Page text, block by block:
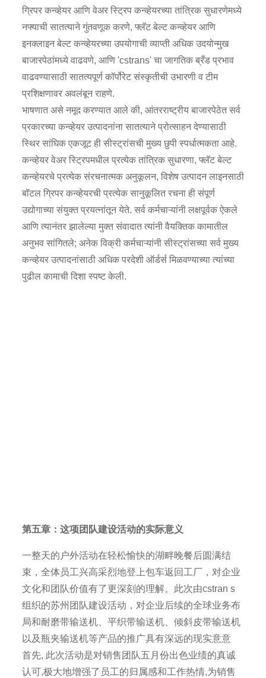
ग्रिपर कन्व्हेयर आणि वेअर स्ट्रिप कन्व्हेयरच्या तांत्रिक सुधारणेमध्ये
नफ्याची सातत्याने गुंतवणूक करणे, फ्लॅट बेल्ट कन्व्हेयर आणि
इनक्लाइन बेल्ट कन्व्हेयरच्या उपयोगाची व्याप्ती अधिक उदयोन्मुख
बाजारपेठांमध्ये वाढवणे, आणि 'cstrans' चा जागतिक ब्रँड प्रभाव
वाढवण्यासाठी सातत्यपूर्ण कॉर्पोरेट संस्कृतीची उभारणी व टीम
प्रशिक्षणावर अवलंबून राहणे.
भाषणात असे नमूद करण्यात आले की, आंतरराष्ट्रीय बाजारपेठेत सर्व
प्रकारच्या कन्व्हेयर उत्पादनांना सातत्याने प्रोत्साहन देण्यासाठी
स्थिर सांघिक एकजूट ही सीस्ट्रांसची मुख्य छुपी स्पर्धात्मकता आहे.
कन्व्हेयर वेअर स्ट्रिपमधील प्रत्येक तांत्रिक सुधारणा, फ्लॅट बेल्ट
कन्व्हेयरचे प्रत्येक संरचनात्मक अनुकूलन, विशेष उत्पादन लाइनसाठी
बॉटल ग्रिपर कन्व्हेयरची प्रत्येक सानुकूलित रचना ही संपूर्ण
उद्योगाच्या संयुक्त प्रयत्नांतून येते. सर्व कर्मचाऱ्यांनी लक्षपूर्वक ऐकले
आणि त्यानंतर झालेल्या मुक्त संवादात त्यांनी वैयक्तिक कामातील
अनुभव सांगितले; अनेक विक्री कर्मचाऱ्यांनी सीस्ट्रांसच्या सर्व मुख्य
कन्व्हेयर उत्पादनांसाठी अधिक परदेशी ऑर्डर्स मिळवण्याच्या त्यांच्या
पुढील कामाची दिशा स्पष्ट केली.
第五章：这项团队建设活动的实际意义
一整天的户外活动在轻松愉快的湖畔晚餐后圆满结
束，全体员工兴高采烈地登上包车返回工厂，对企业
文化和团队价值有了更深刻的理解。此次由cstran s
组织的苏州团队建设活动，对企业后续的全球业务布
局和耐磨带输送机、平织带输送机、倾斜皮带输送机
以及瓶夹输送机等产品的推广具有深远的现实意意
首先, 此次活动是对销售团队五月份出色业绩的真诚
认可,极大地增强了员工的归属感和工作热情,为销售